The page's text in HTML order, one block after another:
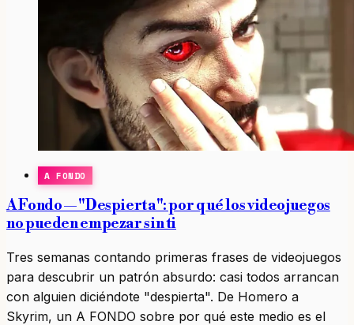
A FONDO
A Fondo — "Despierta": por qué los videojuegos
no pueden empezar sin ti
Tres semanas contando primeras frases de videojuegos
para descubrir un patrón absurdo: casi todos arrancan
con alguien diciéndote "despierta". De Homero a
Skyrim, un A FONDO sobre por qué este medio es el